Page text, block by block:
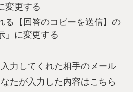
変更する
る【回答のコピーを送信】の
」に変更する
力してくれた相手のメール
たが入力した内容はこちら